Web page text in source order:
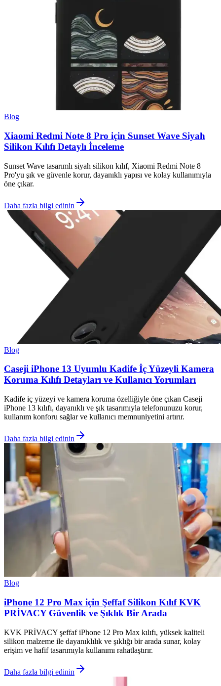
Blog
Xiaomi Redmi Note 8 Pro için Sunset Wave Siyah
Silikon Kılıfı Detaylı İnceleme
Sunset Wave tasarımlı siyah silikon kılıf, Xiaomi Redmi Note 8
Pro'yu şık ve güvenle korur, dayanıklı yapısı ve kolay kullanımıyla
öne çıkar.
Daha fazla bilgi edinin
Blog
Caseji iPhone 13 Uyumlu Kadife İç Yüzeyli Kamera
Koruma Kılıfı Detayları ve Kullanıcı Yorumları
Kadife iç yüzeyi ve kamera koruma özelliğiyle öne çıkan Caseji
iPhone 13 kılıfı, dayanıklı ve şık tasarımıyla telefonunuzu korur,
kullanım konforu sağlar ve kullanıcı memnuniyetini artırır.
Daha fazla bilgi edinin
Blog
iPhone 12 Pro Max için Şeffaf Silikon Kılıf KVK
PRİVACY Güvenlik ve Şıklık Bir Arada
KVK PRİVACY şeffaf iPhone 12 Pro Max kılıfı, yüksek kaliteli
silikon malzeme ile dayanıklılık ve şıklığı bir arada sunar, kolay
erişim ve hafif tasarımıyla kullanımı rahatlaştırır.
Daha fazla bilgi edinin